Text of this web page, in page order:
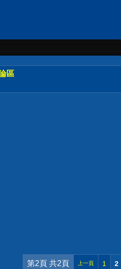
區
第2頁 共2頁 上一頁 1 2